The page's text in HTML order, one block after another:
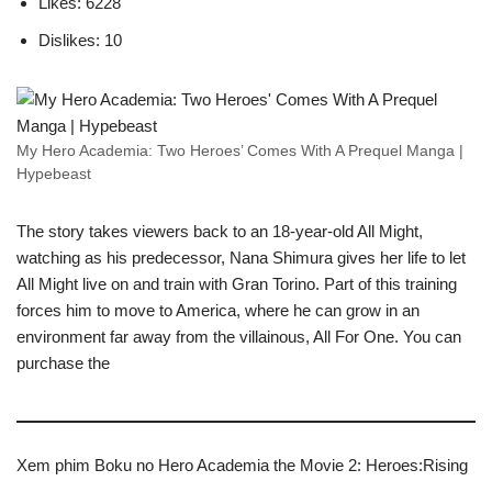
Dislikes: 10
My Hero Academia: Two Heroes’ Comes With A Prequel Manga |
Hypebeast
The story takes viewers back to an 18-year-old All Might,
watching as his predecessor, Nana Shimura gives her life to let
All Might live on and train with Gran Torino. Part of this training
forces him to move to America, where he can grow in an
environment far away from the villainous, All For One. You can
purchase the
Xem phim Boku no Hero Academia the Movie 2: Heroes:Rising